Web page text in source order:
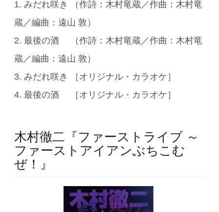
1. みだれ咲き （作詩：木村竜蔵／作曲：木村竜
蔵／編曲：遠山 敦）
2. 最後の酒 （作詩：木村竜蔵／作曲：木村竜
蔵／編曲：遠山 敦）
3. みだれ咲き ［オリジナル・カラオケ］
4. 最後の酒 ［オリジナル・カラオケ］
木村徹二『ファーストライブ ～
ファーストアイアンぶちこむ
ぜ！』